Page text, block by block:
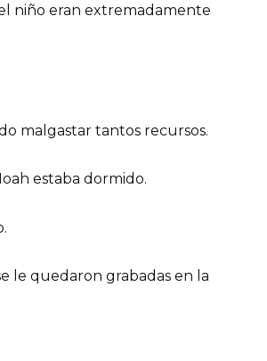
niño eran extremadamente
malgastar tantos recursos.
estaba dormido.
le quedaron grabadas en la